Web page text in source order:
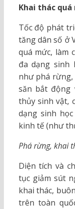
Khai thác
Tốc độ phát
tăng dân số ở
quá mức, làm
đa dạng sinh
như phá rừng,
săn bắt động
thủy sinh vật,
dạng sinh
kinh tế (như
Phá rừng, khai
Diện tích và
tục giảm sút
khai thác,
trên toàn